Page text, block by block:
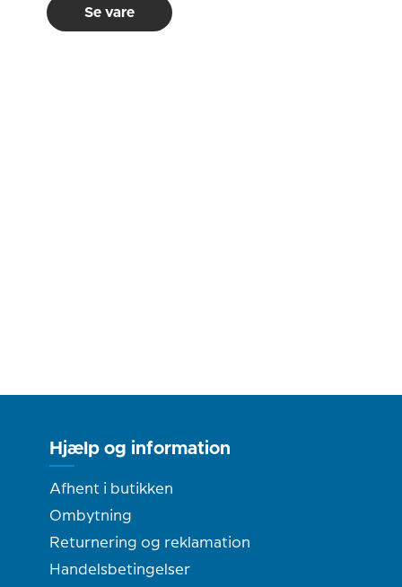
Se vare
Hjælp og information
Afhent i butikken
Ombytning
Returnering og reklamation
Handelsbetingelser